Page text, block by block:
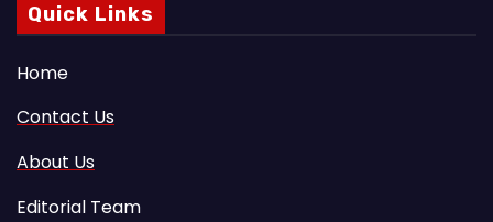
Quick Links
Home
Contact Us
About Us
Editorial Team